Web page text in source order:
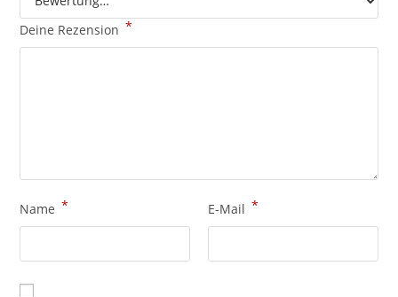
Deine Rezension *
Name * E-Mail *